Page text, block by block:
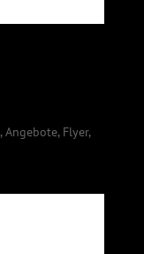
,Angebote, Flyer,